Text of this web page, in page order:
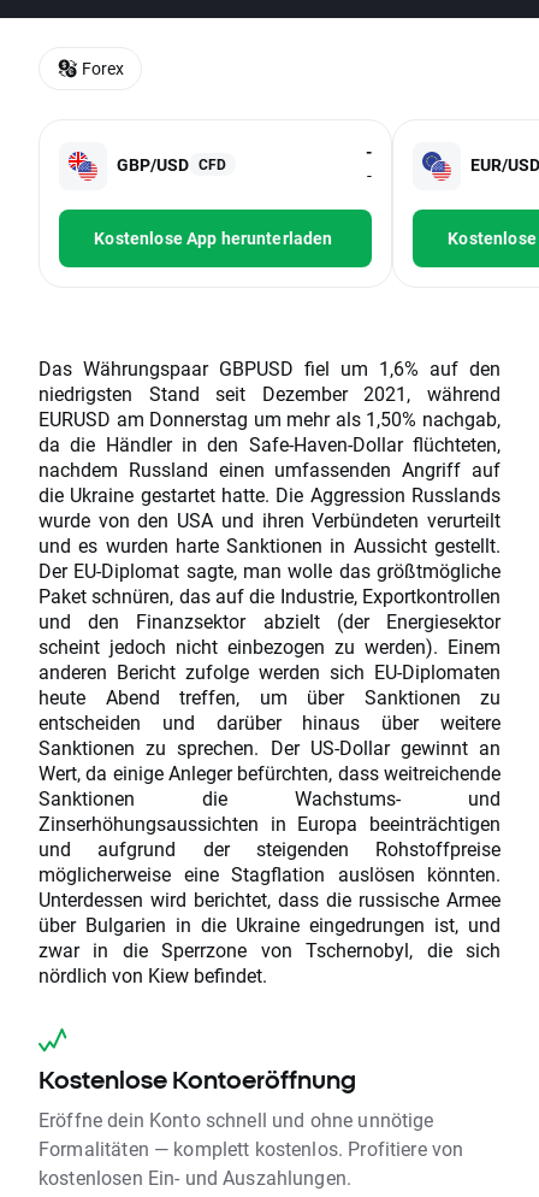
GBP/USD CFD
-
-
Kostenlose App herunterladen
EUR/USD
Das Währungspaar GBPUSD fiel um 1,6% auf den
niedrigsten Stand seit Dezember 2021, während
EURUSD am Donnerstag um mehr als 1,50% nachgab,
da die Händler in den Safe-Haven-Dollar flüchteten,
nachdem Russland einen umfassenden Angriff auf
die Ukraine gestartet hatte. Die Aggression Russlands
wurde von den USA und ihren Verbündeten verurteilt
und es wurden harte Sanktionen in Aussicht gestellt.
Der EU-Diplomat sagte, man wolle das größtmögliche
Paket schnüren, das auf die Industrie, Exportkontrollen
und den Finanzsektor abzielt (der Energiesektor
scheint jedoch nicht einbezogen zu werden). Einem
anderen Bericht zufolge werden sich EU-Diplomaten
heute Abend treffen, um über Sanktionen zu
entscheiden und darüber hinaus über weitere
Sanktionen zu sprechen. Der US-Dollar gewinnt an
Wert, da einige Anleger befürchten, dass weitreichende
Sanktionen die Wachstums- und
Zinserhöhungsaussichten in Europa beeinträchtigen
und aufgrund der steigenden Rohstoffpreise
möglicherweise eine Stagflation auslösen könnten.
Unterdessen wird berichtet, dass die russische Armee
über Bulgarien in die Ukraine eingedrungen ist, und
zwar in die Sperrzone von Tschernobyl, die sich
nördlich von Kiew befindet.
Kostenlose Kontoeröffnung
Eröffne dein Konto schnell und ohne unnötige
Formalitäten — komplett kostenlos. Profitiere von
kostenlosen Ein- und Auszahlungen.
Forex